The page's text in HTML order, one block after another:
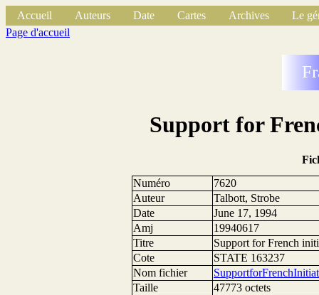
Accueil Auteurs Date Cartes Archives
Le
Page d'accueil
Support for
Numéro
7620
Auteur
Talbott, Strobe
Date
June 17, 1994
Amj
19940617
Titre
Support for French
Cote
STATE 163237
Nom fichier
Taille
47773 octets